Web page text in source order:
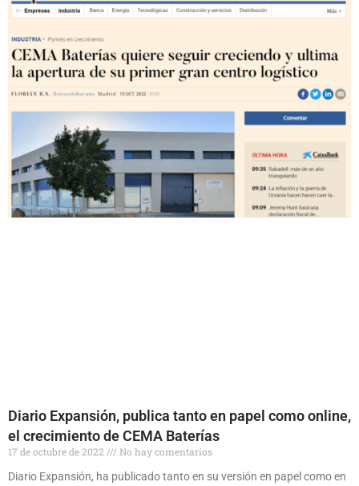
Diario Expansión, publica tanto en papel como online,
el crecimiento de CEMA Baterías
17 de octubre de 2022
No hay comentarios
Diario Expansión, ha publicado tanto en su versión en papel como en